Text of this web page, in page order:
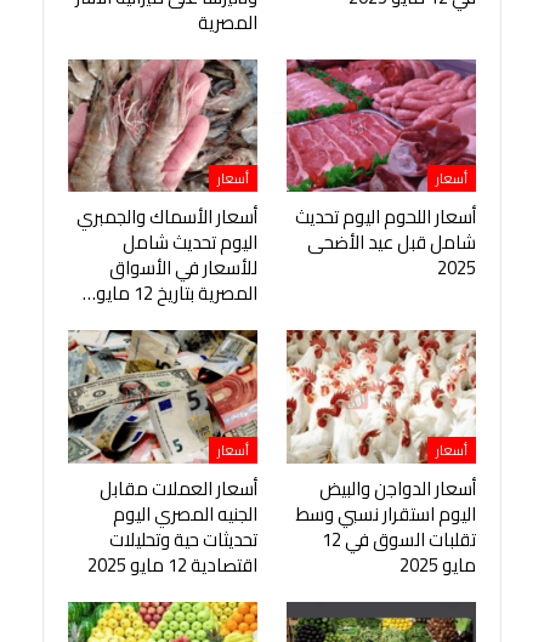
المصرية
أسعار
أسعار اللحوم اليوم تحديث
شامل قبل عيد الأضحى
2025
أسعار
أسعار الأسماك والجمبري
اليوم تحديث شامل
للأسعار في الأسواق
المصرية بتاريخ 12 مايو…
أسعار
أسعار الدواجن والبيض
اليوم استقرار نسبي وسط
تقلبات السوق في 12
مايو 2025
أسعار
أسعار العملات مقابل
الجنيه المصري اليوم
تحديثات حية وتحليلات
اقتصادية 12 مايو 2025